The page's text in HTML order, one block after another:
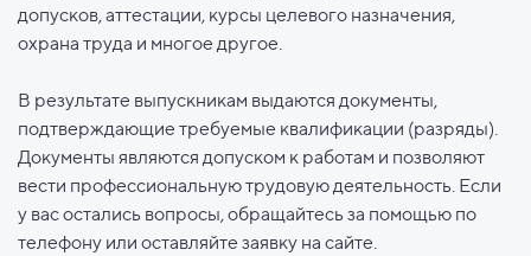
допусков, аттестации, курсы целевого назначения,
охрана труда и многое другое.
В результате выпускникам выдаются документы,
подтверждающие требуемые квалификации (разряды).
Документы являются допуском к работам и позволяют
вести профессиональную трудовую деятельность. Если
у вас остались вопросы, обращайтесь за помощью по
телефону или оставляйте заявку на сайте.